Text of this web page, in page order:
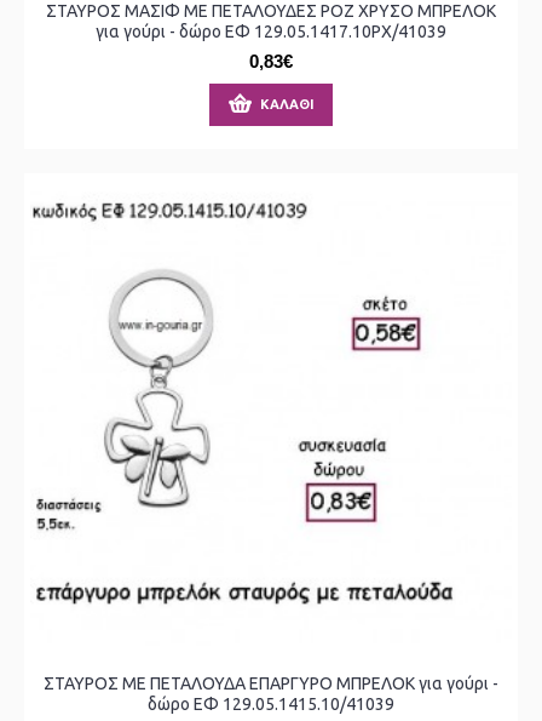
ΣΤΑΥΡΟΣ ΜΑΣΙΦ ΜΕ ΠΕΤΑΛΟΥΔΕΣ ΡΟΖ ΧΡΥΣΟ ΜΠΡΕΛΟΚ
για γούρι - δώρο ΕΦ 129.05.1417.10ΡΧ/41039
0,83€
ΚΑΛΆΘΙ
ΣΤΑΥΡΟΣ ΜΕ ΠΕΤΑΛΟΥΔΑ ΕΠΑΡΓΥΡΟ ΜΠΡΕΛΟΚ για γούρι -
δώρο ΕΦ 129.05.1415.10/41039